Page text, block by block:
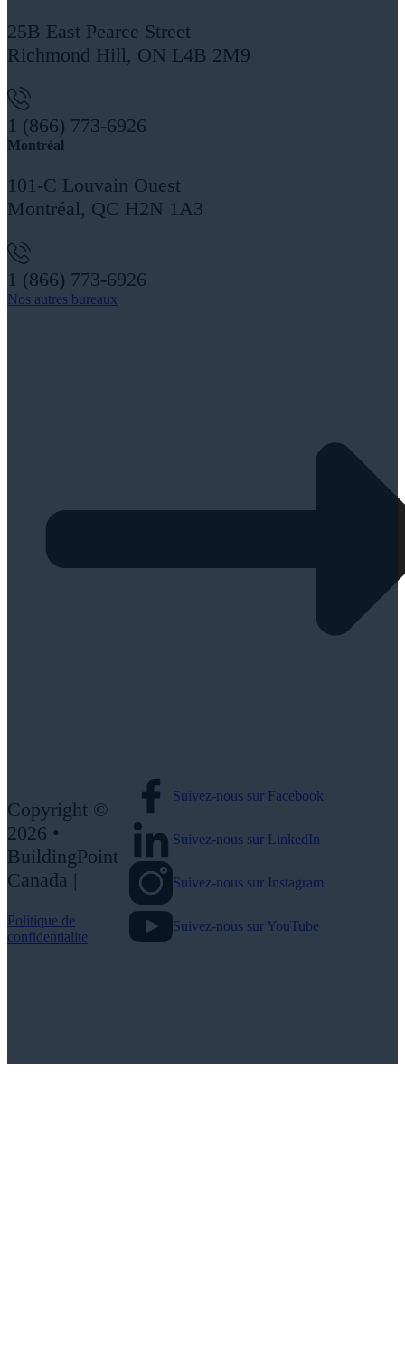
25B East Pearce Street
Richmond Hill, ON L4B 2M9
1 (866) 773-6926
Montréal
101-C Louvain Ouest
Montréal, QC H2N 1A3
1 (866) 773-6926
Nos autres bureaux
Copyright ©
2026 •
BuildingPoint
Canada |
Politique de
confidentialite
Suivez-nous sur Facebook
Suivez-nous sur LinkedIn
Suivez-nous sur Instagram
Suivez-nous sur YouTube